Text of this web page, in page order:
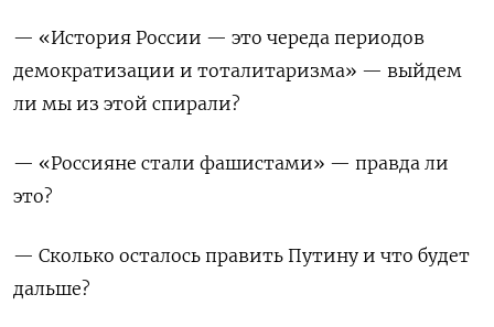
— «История России — это череда периодов
демократизации и тоталитаризма» — выйдем
ли мы из этой спирали?
— «Россияне стали фашистами» — правда ли
это?
— Сколько осталось править Путину и что будет
дальше?